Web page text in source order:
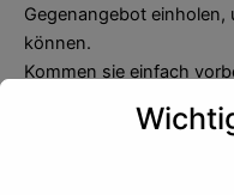
Gegenangebot einholen,
können.
Kommen sie einfach
werden sie erstaunt